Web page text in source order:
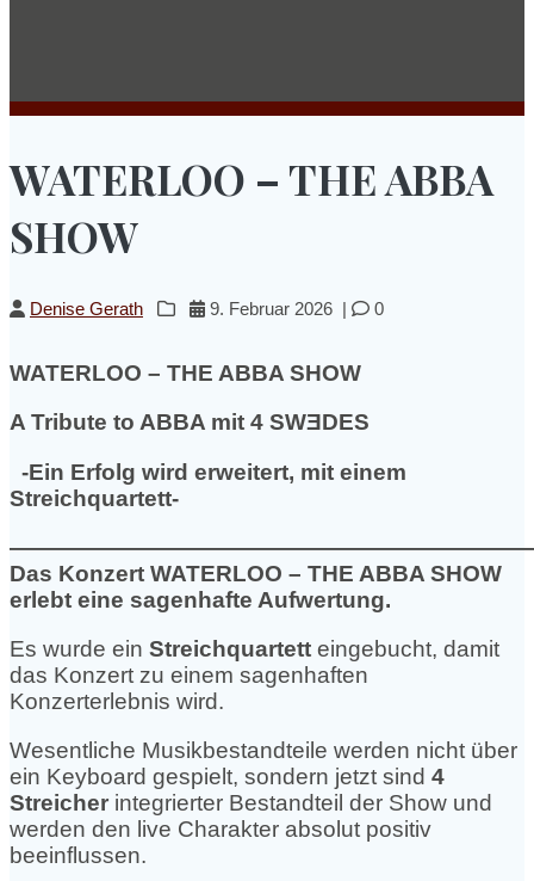
WATERLOO – THE ABBA
SHOW
Denise Gerath 9. Februar 2026 0
WATERLOO – THE ABBA SHOW
A Tribute to ABBA mit 4 SWƎDES
-Ein Erfolg wird erweitert, mit einem
Streichquartett-
Das Konzert WATERLOO – THE ABBA SHOW
erlebt eine sagenhafte Aufwertung.
Es wurde ein Streichquartett eingebucht, damit
das Konzert zu einem sagenhaften
Konzerterlebnis wird.
Wesentliche Musikbestandteile werden nicht über
ein Keyboard gespielt, sondern jetzt sind 4
Streicher integrierter Bestandteil der Show und
werden den live Charakter absolut positiv
beeinflussen.